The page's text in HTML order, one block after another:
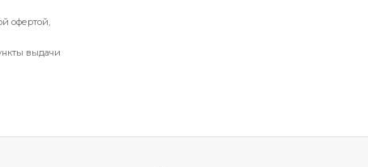
офертой,
выдачи